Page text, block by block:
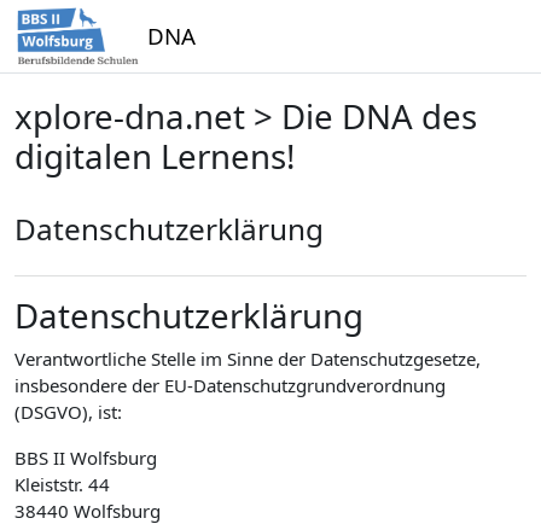
Zum Hauptinhalt
DNA
xplore-dna.net > Die DNA des
digitalen Lernens!
Datenschutzerklärung
Datenschutzerklärung
Verantwortliche Stelle im Sinne der Datenschutzgesetze,
insbesondere der EU-Datenschutzgrundverordnung
(DSGVO), ist:
BBS II Wolfsburg
Kleiststr. 44
38440 Wolfsburg